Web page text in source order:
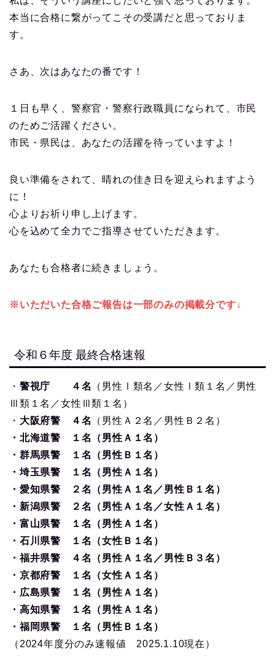
本当に合格に繋がってこその受講だと思っておりま
す。
さあ、次はあなたの番です！
１日も早く、警察官・警察行政職員になられて、市民
のためご活躍ください。
市民・県民は、あなたの活躍を待っていますよ！
良い準備をされて、晴れの佳き日を迎えられますよう
に！
心よりお祈り申し上げます。
心を込めて全力でご指導させていただきます。
あなたも合格者に続きましょう。
※いただいた合格ご報告は一部のみの掲載分です↓
令和６年度 最終合格速報
・ 警視庁 ４名
（男性Ⅰ類名／女性Ⅰ類１名／男性
Ⅲ類１名／女性Ⅲ類１名）
・ 大阪府警 ４名
（男性Ａ２名／男性Ｂ２名）
・北海道警 １名（男性Ａ１名）
・群馬県警 １名（男性Ｂ１名）
・埼玉県警 １名（男性Ａ１名）
・愛知県警 ２名（男性Ａ１名／男性Ｂ１名）
・新潟県警 ２名（男性Ａ１名／女性Ａ１名）
・富山県警 １名（男性Ａ１名）
・石川県警 １名（女性Ｂ１名）
・福井県警 ４名（男性Ａ１名／男性Ｂ３名）
・京都府警 １名（女性Ａ１名）
・広島県警 １名（男性Ａ１名）
・高知県警 １名（男性Ａ１名）
・福岡県警 １名（男性Ｂ１名）
（2024年度分のみ速報値 2025.1.10現在）